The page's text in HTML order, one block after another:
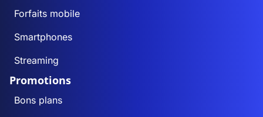
Forfaits mobile
Smartphones
Streaming
Promotions
Bons plans